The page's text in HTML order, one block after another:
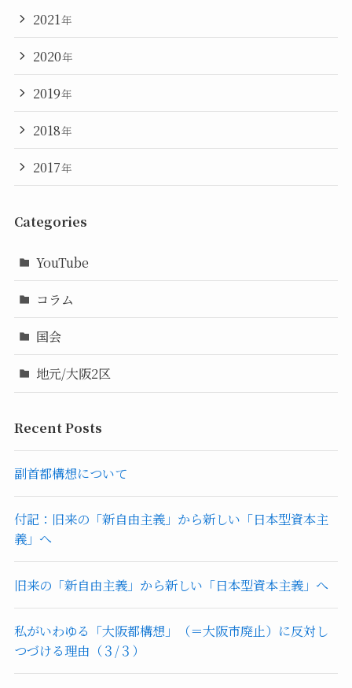
2021年
2020年
2019年
2018年
2017年
Categories
YouTube
コラム
国会
地元/大阪2区
Recent Posts
副首都構想について
付記：旧来の「新自由主義」から新しい「日本型資本主
義」へ
旧来の「新自由主義」から新しい「日本型資本主義」へ
私がいわゆる「大阪都構想」（＝大阪市廃止）に反対し
つづける理由（３/３）